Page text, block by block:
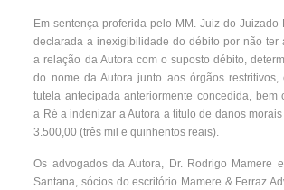
Em sentença proferida pelo MM. Juiz do Juizado
declarada a inexigibilidade do débito por não ter
a relação da Autora com o suposto débito,
do nome da Autora junto aos órgãos restritivos,
tutela antecipada anteriormente concedida, bem
a Ré a indenizar a Autora a título de danos
3.500,00 (três mil e quinhentos reais).
Os advogados da Autora, Dr. Rodrigo Mamere
Santana, sócios do escritório Mamere & Ferraz